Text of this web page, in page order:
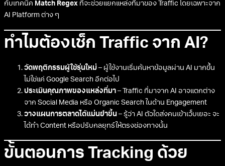
กับเทคนิค Match Regex ที่จะช่วยแยกแหล่งที่มาของ Traffic โดยเฉพาะจาก
AI Platform ต่าง ๆ
ทำไมต้องเช็ก Traffic จาก AI?
วัดพฤติกรรมผู้ใช้รุ่นใหม่ – ผู้ใช้งานเริ่มค้นหาข้อมูลผ่าน AI มากขึ้น
ไม่ใช่แค่ Google Search อีกต่อไป
ประเมินคุณภาพของแหล่งที่มา – Traffic ที่มาจาก AI อาจแตกต่าง
จาก Social Media หรือ Organic Search ในด้าน Engagement
วางแผนการตลาดได้แม่นยำขึ้น – รู้ว่า AI ตัวใดส่งคนเข้าเว็บเยอะ จะ
ได้ทำ Content หรือปรับกลยุทธ์ให้ตรงช่องทางนั้น
ขั้นตอนการ Tracking ด้วย